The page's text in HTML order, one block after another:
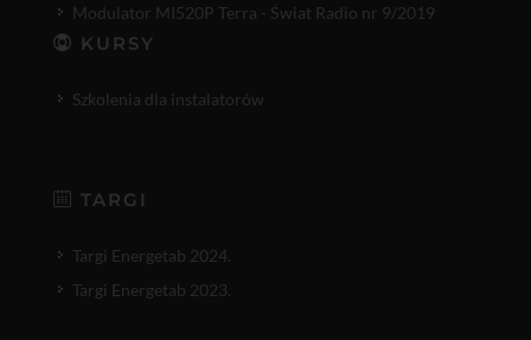
Modulator MI520P Terra - Świat Radio nr 9/2019
KURSY
Szkolenia dla instalatorów
TARGI
Targi Energetab 2024.
Targi Energetab 2023.